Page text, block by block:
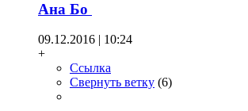
Ана Бо
09.12.2016 | 10:24
+
Ссылка
Свернуть ветку (6)